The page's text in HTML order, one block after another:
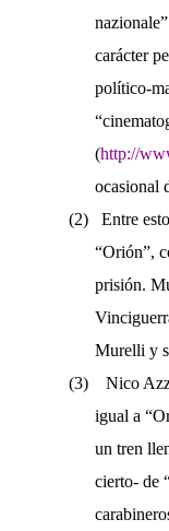
carácter
político-
(http://
ocasional
(2)
Entre
“Orión”,
prisión.
Murelli y
(3)
Nico
igual a
un tren
cierto- de